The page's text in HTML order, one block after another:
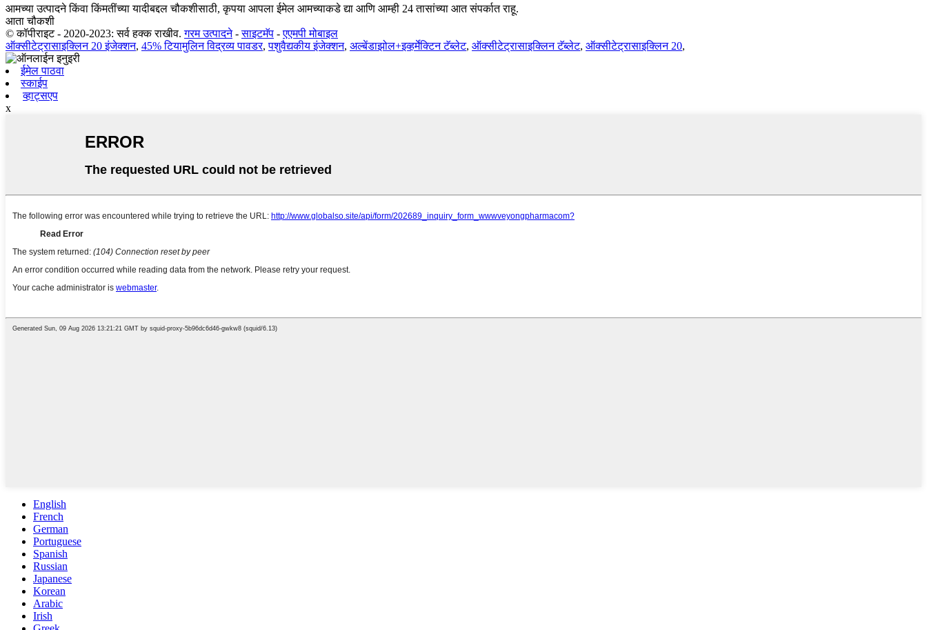
आमच्या उत्पादने किंवा किंमतींच्या यादीबद्दल चौकशीसाठी, कृपया आपला ईमेल आमच्याकडे द्या आणि आम्ही 24 तासांच्या आत संपर्कात राहू.
आता चौकशी
© कॉपीराइट - 2020-2023: सर्व हक्क राखीव. गरम उत्पादने-साइटमॅप -एएमपी मोबाइल
ऑक्सीटेट्रासाइक्लिन 20 इंजेक्शन, 45% टियामुलिन विद्रव्य पावडर,पशुवैद्यकीय इंजेक्शन, अल्बेंडाझोल+इव्हर्मेक्टिन टॅब्लेट, ऑक्सीटेट्रासाइक्लिन टॅब्लेट, ऑक्सीटेट्रासाइक्लिन 20,
ईमेल पाठवा
स्काईप
व्हाट्सएप
x
English
French
German
Portuguese
Spanish
Russian
Japanese
Korean
Arabic
Irish